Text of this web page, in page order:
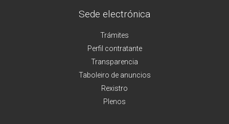
Sede electrónica
Trámites
Perfil contratante
Transparencia
Taboleiro de anuncios
Rexistro
Plenos